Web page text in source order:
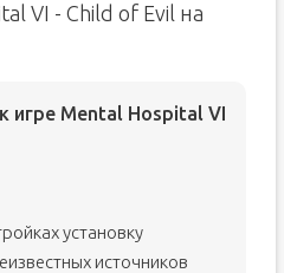
VI - Child of Evil на
игре Mental Hospital VI
установку
источников